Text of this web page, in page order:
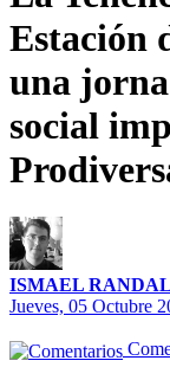
Estación
una
social
ISMAEL
Jueves, 05 Octubre